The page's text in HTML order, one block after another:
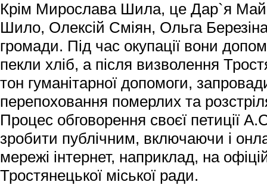
Крім Мирослава Шила, це Дар`я
Шило, Олексій Сміян, Ольга
громади. Під час окупації вони
пекли хліб, а після визволення
тон гуманітарної допомоги,
перепоховання померлих та
Процес обговорення своєї петиції
зробити публічним, включаючи і
мережі інтернет, наприклад, на
Тростянецької міської ради.